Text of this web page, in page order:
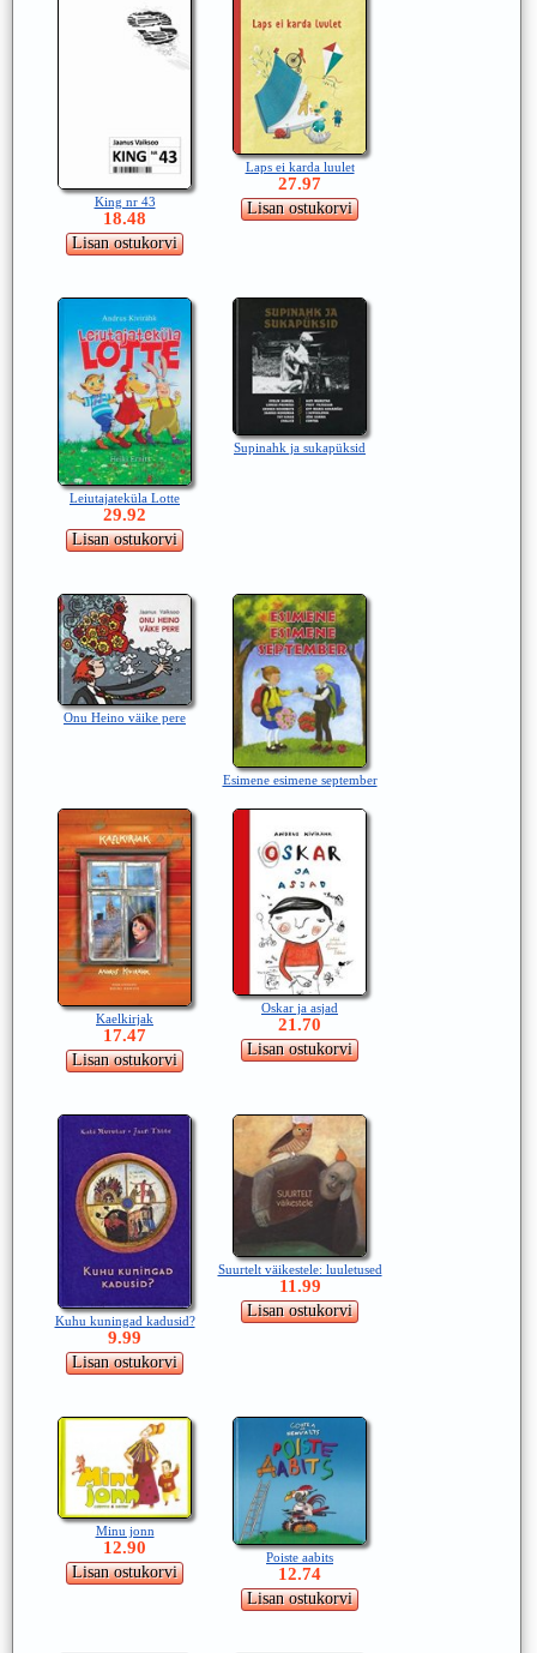
King nr 43
18.48
Laps ei karda luulet
27.97
Leiutajateküla Lotte
29.92
Supinahk ja sukapüksid
Onu Heino väike pere
Esimene esimene september
Kaelkirjak
17.47
Oskar ja asjad
21.70
Kuhu kuningad kadusid?
9.99
Suurtelt väikestele: luuletused
11.99
Minu jonn
12.90 Poiste aabits
12.74